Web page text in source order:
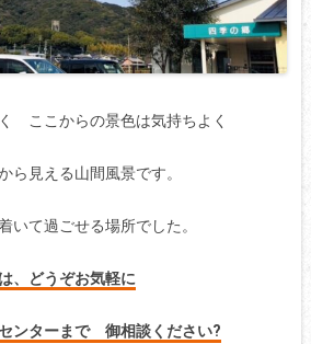
ここからの景色は気持ちよく
ら見える山間風景です。
いて過ごせる場所でした。
、どうぞお気軽に
ンターまで 御相談ください?